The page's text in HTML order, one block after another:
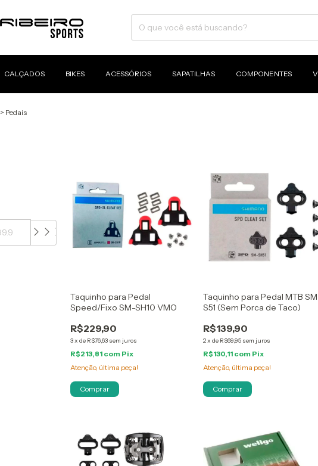
CALÇADOS BIKES ACESSÓRIOS SAPATILHAS COMPONENTES
> Pedais
Taquinho para Pedal
Speed/Fixo SM-SH10 VMO
R$229,90
3xde R$76,63 sem juros
R$213,81 com Pix
Atenção, última peça!
Taquinho para Pedal MTB
S51 (Sem Porca de Taco)
R$139,90
2x de R$69,95 sem juros
R$130,11 com Pix
Atenção, última peça!